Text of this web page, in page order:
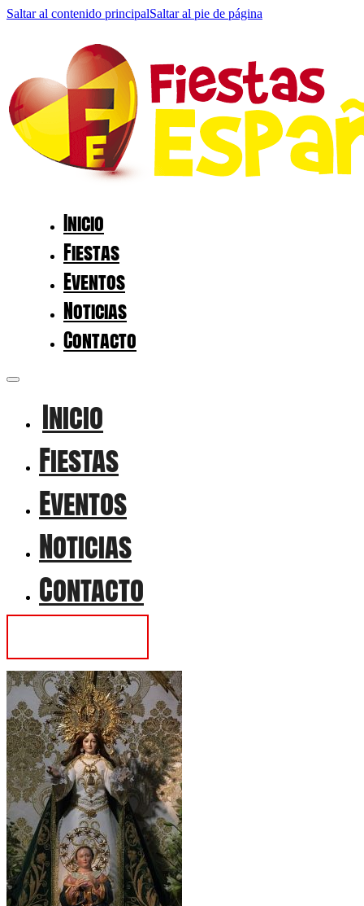
Saltar al contenido principalSaltar al pie de página
Inicio
Fiestas
Eventos
Noticias
Contacto
Inicio
Fiestas
Eventos
Noticias
Contacto